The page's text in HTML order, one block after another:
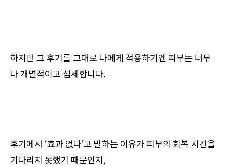
하지만 그 후기를 그대로 나에게 적용하기엔 피부는 너무
나 개별적이고 섬세합니다.
후기에서 ‘효과 없다’고 말하는 이유가 피부의 회복 시간을
기다리지 못했기 때문인지,